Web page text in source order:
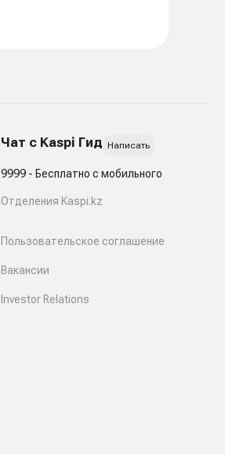
Чат с Kaspi Гид Написать
9999 - Бесплатно с мобильного
Отделения Kaspi.kz
Пользовательское соглашение
Вакансии
Investor Relations